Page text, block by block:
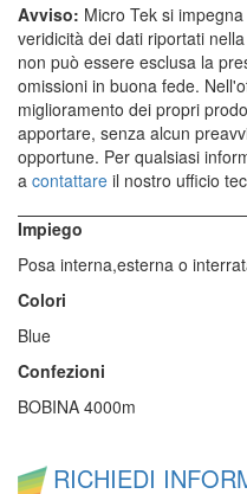
Avviso: Micro Tek si
veridicità dei dati riportati
non può essere esclusa la
omissioni in buona fede.
miglioramento dei propri
apportare, senza alcun
opportune. Per qualsiasi
a contattare il nostro ufficio
Impiego
Posa interna,esterna o
Colori
Blue
Confezioni
BOBINA 4000m
RICHIEDI